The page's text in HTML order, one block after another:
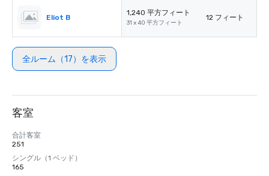
Eliot B
1,240 平方フィート
31 x 40 平方フィート
12 フィート
全ルーム（17）を表示
客室
合計客室
251
シングル（1 ベッド）
165